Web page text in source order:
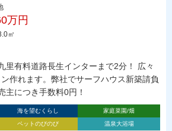
万円
㎡
里有料道路長生インターまで2分！ 広々
作れます。弊社でサーフハウス新築請負
主につき手数料0円！
海を望むくらし
家庭菜園/畑
ペットのびのび
温泉大浴場